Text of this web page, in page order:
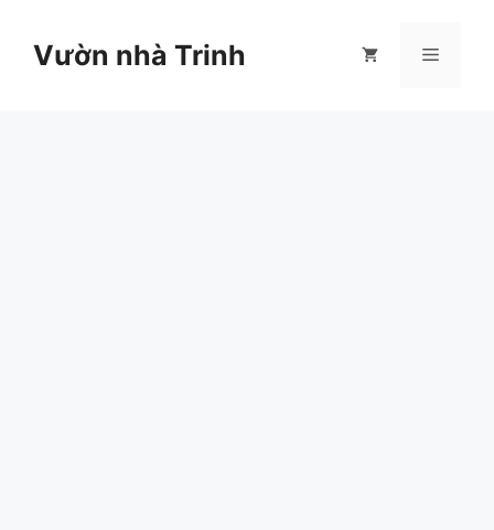
Vườn nhà Trinh Menu